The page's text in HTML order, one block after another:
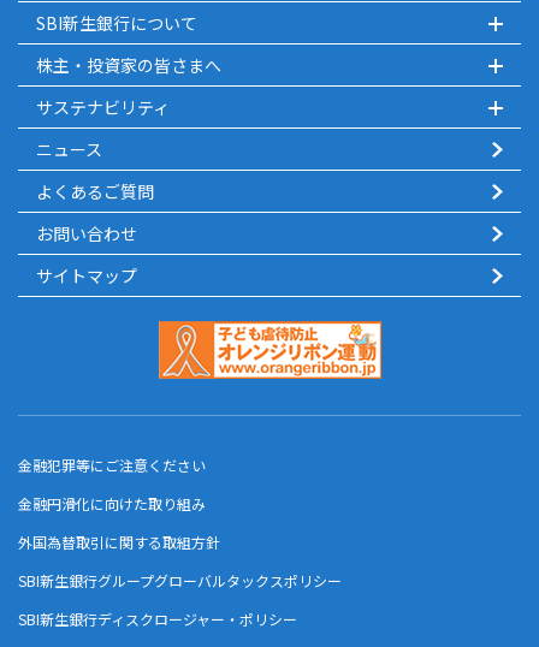
SBI新生銀行について
株主・投資家の皆さまへ
サステナビリティ
ニュース
よくあるご質問
お問い合わせ
サイトマップ
金融犯罪等にご注意ください
金融円滑化に向けた取り組み
外国為替取引に関する取組方針
SBI新生銀行グループグローバルタックスポリシー
SBI新生銀行ディスクロージャー・ポリシー